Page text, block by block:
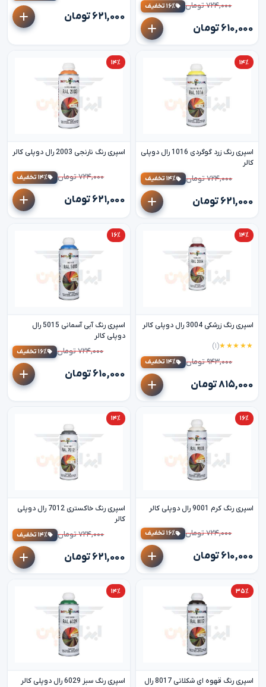
۷۲۴,۰۰۰ تومان ۱۶٪ تخفیف
۶۱۰,۰۰۰ تومان
۶۲۱,۰۰۰ تومان
۱۴٪
اسپری رنگ زرد گوگردی 1016 رال دوپلی
کالر
۷۲۴,۰۰۰ تومان ۱۴٪ تخفیف
۶۲۱,۰۰۰ تومان
۱۴٪
اسپری رنگ نارنجی 2003 رال دوپلی کالر
۷۲۴,۰۰۰ تومان ۱۴٪ تخفیف
۶۲۱,۰۰۰ تومان
۱۴٪
اسپری رنگ زرشکی 3004 رال دوپلی کالر
★★★★★(۱)
۹۴۳,۰۰۰ تومان ۱۴٪ تخفیف
۸۱۵,۰۰۰ تومان
۱۶٪
اسپری رنگ آبی آسمانی 5015 رال
دوپلی کالر
۷۲۴,۰۰۰ تومان ۱۶٪ تخفیف
۶۱۰,۰۰۰ تومان
۱۶٪
اسپری رنگ کرم 9001 رال دوپلی کالر
۷۲۴,۰۰۰ تومان ۱۶٪ تخفیف
۶۱۰,۰۰۰ تومان
۱۴٪
اسپری رنگ خاکستری 7012 رال دوپلی
کالر
۷۲۴,۰۰۰ تومان ۱۴٪ تخفیف
۶۲۱,۰۰۰ تومان
۳۵٪
اسپری رنگ قهوه ای شکلاتی 8017 رال
۱۴٪
اسپری رنگ سبز 6029 رال دوپلی کالر